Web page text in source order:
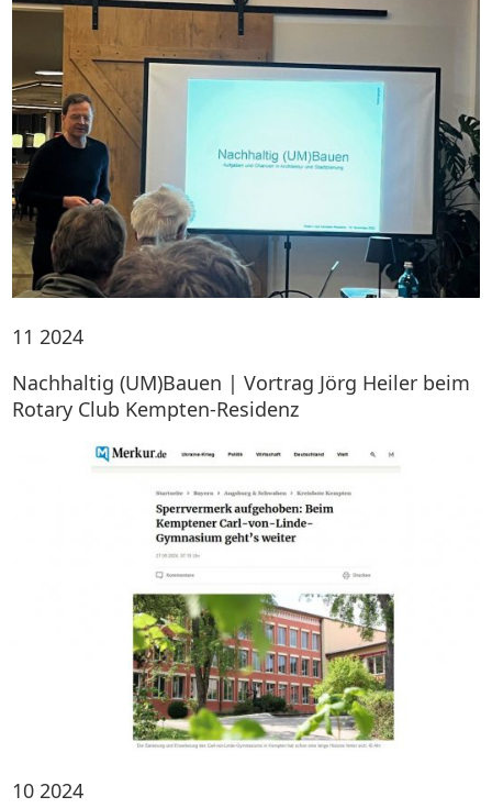
11 2024
Nachhaltig (UM)Bauen | Vortrag Jörg Heiler beim
Rotary Club Kempten-Residenz
10 2024